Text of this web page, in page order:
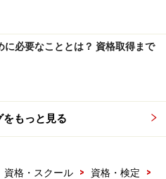
に必要なこととは？ 資格取得まで
をもっと見る
資格・スクール > 資格・検定
>